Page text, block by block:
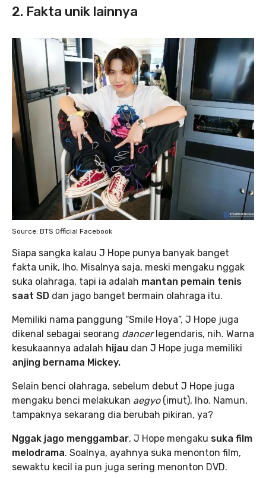
2. Fakta unik lainnya
Source: BTS Official Facebook
Siapa sangka kalau J Hope punya banyak banget
fakta unik, lho. Misalnya saja, meski mengaku nggak
suka olahraga, tapi ia adalah mantan pemain tenis
saat SD dan jago banget bermain olahraga itu.
Memiliki nama panggung “Smile Hoya”, J Hope juga
dikenal sebagai seorang dancerlegendaris, nih. Warna
kesukaannya adalah hijau dan J Hope juga memiliki
anjing bernama Mickey.
Selain benci olahraga, sebelum debut J Hope juga
mengaku benci melakukan aegyo (imut), lho. Namun,
tampaknya sekarang dia berubah pikiran, ya?
Nggak jago menggambar, J Hope mengaku suka film
melodrama. Soalnya, ayahnya suka menonton film,
sewaktu kecil ia pun juga sering menonton DVD.